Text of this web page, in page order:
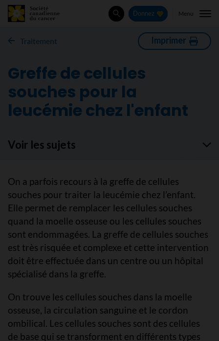
Rechercher
Donnez Menu
Traitement Imprimer
Greffe de cellules
souches pour la
leucémie chez l'enfant
Voir les sujets
On a parfois recours à la greffe de cellules
souches pour traiter la leucémie chez l’enfant.
Elle permet de remplacer les cellules souches
quand la moelle osseuse ou les cellules souches
sont endommagées. La greffe de cellules souches
est très risquée et complexe et cette intervention
doit être effectuée dans un centre ou un hôpital
spécialisé dans la greffe.
On trouve les cellules souches dans la moelle
osseuse, la circulation sanguine et le cordon
ombilical. Les cellules souches sont des cellules
de base qui se transforment en différents types